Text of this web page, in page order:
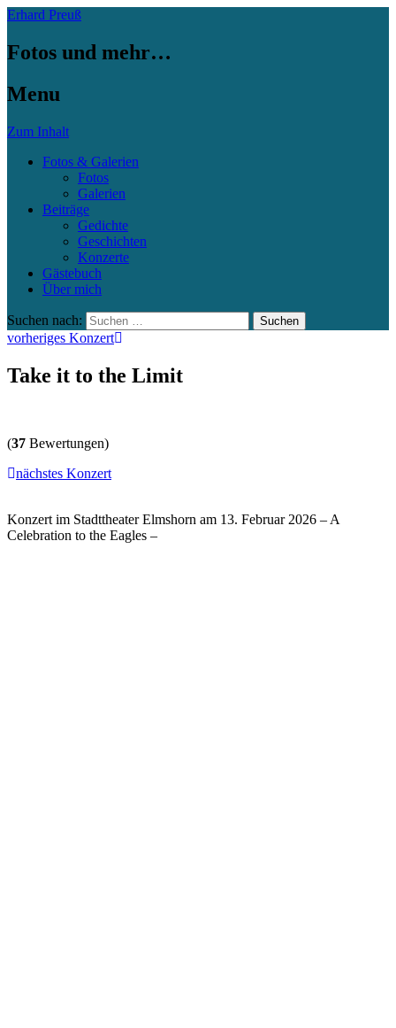
Erhard Preuß
Fotos und mehr…
Menu
Zum Inhalt
Fotos & Galerien
Fotos
Galerien
Beiträge
Gedichte
Geschichten
Konzerte
Gästebuch
Über mich
Suchen nach:
vorheriges Konzert
Take it to the Limit
(37 Bewertungen)
nächstes Konzert
Konzert im Stadttheater Elmshorn am 13. Februar 2026 – A
Celebration to the Eagles –